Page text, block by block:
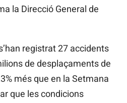
la Direcció General de
registrat 27 accidents
de desplaçaments de
més que en la Setmana
que les condicions